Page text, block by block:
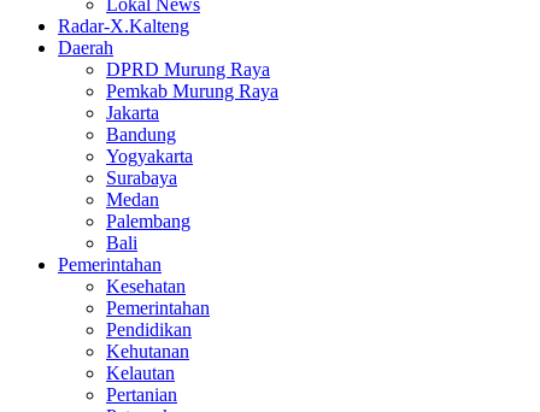
Radar-X.Kalteng
Daerah
DPRD Murung Raya
Pemkab Murung Raya
Jakarta
Bandung
Yogyakarta
Surabaya
Medan
Palembang
Bali
Pemerintahan
Kesehatan
Pemerintahan
Pendidikan
Kehutanan
Kelautan
Pertanian